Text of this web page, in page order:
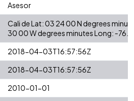
Asesor
Cali de Lat: 03 24 00 N degrees
30 00 W degrees minutes Long: -
2018-04-03T16:57:56Z
2018-04-03T16:57:56Z
2010-01-01